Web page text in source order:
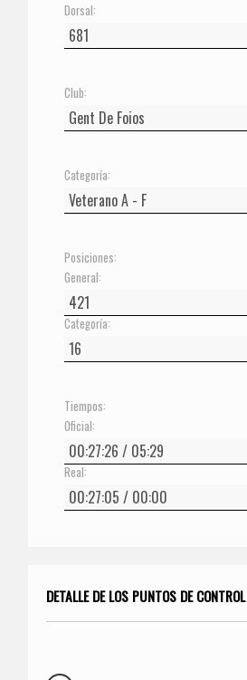
Dorsal:
Club:
Categoría:
Posiciones:
General:
Categoría:
Tiempos:
Oficial:
Real:
DETALLE DE LOS PUNTOS DE CONTROL